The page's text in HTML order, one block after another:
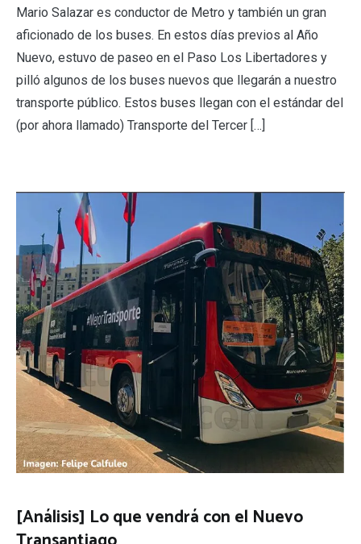
Mario Salazar es conductor de Metro y también un gran
aficionado de los buses. En estos días previos al Año
Nuevo, estuvo de paseo en el Paso Los Libertadores y
pilló algunos de los buses nuevos que llegarán a nuestro
transporte público. Estos buses llegan con el estándar del
(por ahora llamado) Transporte del Tercer […]
[Análisis] Lo que vendrá con el Nuevo